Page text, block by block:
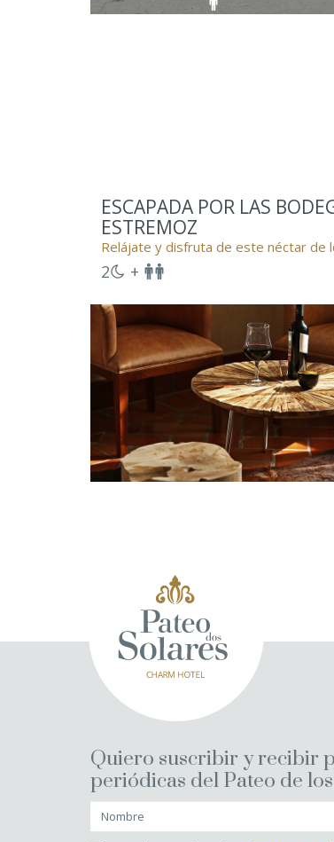
ESCAPADA POR LAS
ESTREMOZ
Relájate y disfruta de este néctar de
2 +
Quiero suscribir y recibir
periódicas del Pateo de